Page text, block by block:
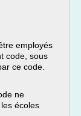
employés
code, sous
ce code.
ne
écoles